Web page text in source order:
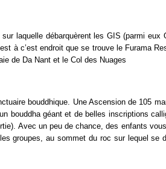
laquelle débarquèrent les GIS (parmi
à c’est endroit que se trouve le Furama
de Da Nant et le Col des Nuages
bouddhique. Une Ascension de 105
bouddha géant et de belles inscriptions
Avec un peu de chance, des enfants
groupes, au sommet du roc sur lequel se